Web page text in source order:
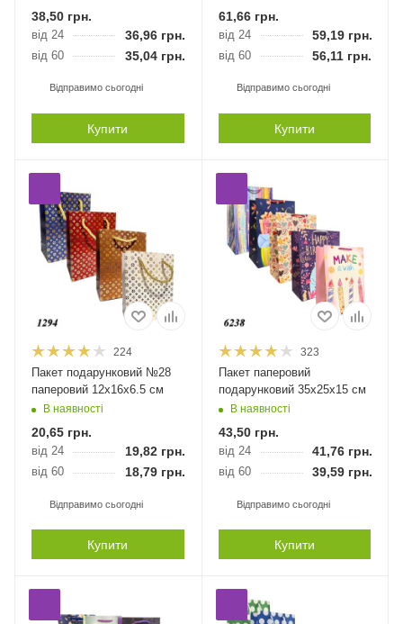
38,50 грн.
від 24 36,96 грн.
від 60 35,04 грн.
Відправимо сьогодні
Купити
61,66грн.
від 24 59,19грн.
від 60 56,11 грн.
Відправимо сьогодні
Купити
224
Пакет подарунковий №28
паперовий 12х16х6.5 см
В наявності
20,65 грн.
від 24 19,82 грн.
від 60 18,79 грн.
Відправимо сьогодні
Купити
323
Пакет паперовий
подарунковий 35х25х15 см
В наявності
43,50грн.
від 24 41,76грн.
від 60 39,59грн.
Відправимо сьогодні
Купити